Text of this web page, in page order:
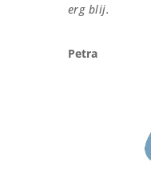
erg blij.
Petra